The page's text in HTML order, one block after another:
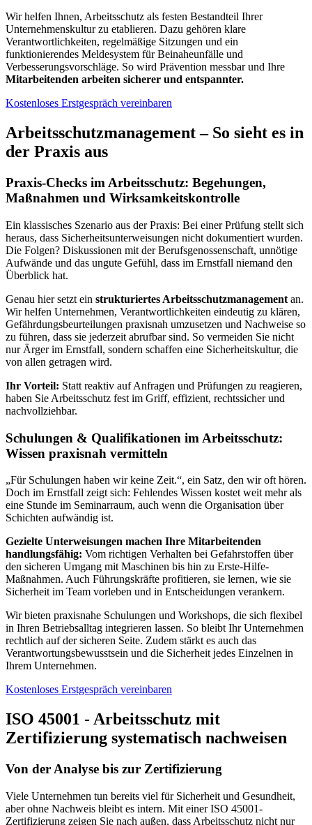
Wir helfen Ihnen, Arbeitsschutz als festen Bestandteil Ihrer
Unternehmenskultur zu etablieren. Dazu gehören klare
Verantwortlichkeiten, regelmäßige Sitzungen und ein
funktionierendes Meldesystem für Beinaheunfälle und
Verbesserungsvorschläge. So wird Prävention messbar und Ihre
Mitarbeitenden arbeiten sicherer und entspannter.
Kostenloses Erstgespräch vereinbaren
Arbeitsschutzmanagement – So sieht es in
der Praxis aus
Praxis-Checks im Arbeitsschutz: Begehungen,
Maßnahmen und Wirksamkeitskontrolle
Ein klassisches Szenario aus der Praxis: Bei einer Prüfung stellt sich
heraus, dass Sicherheitsunterweisungen nicht dokumentiert wurden.
Die Folgen? Diskussionen mit der Berufsgenossenschaft, unnötige
Aufwände und das ungute Gefühl, dass im Ernstfall niemand den
Überblick hat.
Genau hier setzt ein strukturiertes Arbeitsschutzmanagement an.
Wir helfen Unternehmen, Verantwortlichkeiten eindeutig zu klären,
Gefährdungsbeurteilungen praxisnah umzusetzen und Nachweise so
zu führen, dass sie jederzeit abrufbar sind. So vermeiden Sie nicht
nur Ärger im Ernstfall, sondern schaffen eine Sicherheitskultur, die
von allen getragen wird.
Ihr Vorteil: Statt reaktiv auf Anfragen und Prüfungen zu reagieren,
haben Sie Arbeitsschutz fest im Griff, effizient, rechtssicher und
nachvollziehbar.
Schulungen & Qualifikationen im Arbeitsschutz:
Wissen praxisnah vermitteln
„Für Schulungen haben wir keine Zeit.“, ein Satz, den wir oft hören.
Doch im Ernstfall zeigt sich: Fehlendes Wissen kostet weit mehr als
eine Stunde im Seminarraum, auch wenn die Organisation über
Schichten aufwändig ist.
Gezielte Unterweisungen machen Ihre Mitarbeitenden
handlungsfähig: Vom richtigen Verhalten bei Gefahrstoffen über
den sicheren Umgang mit Maschinen bis hin zu Erste-Hilfe-
Maßnahmen. Auch Führungskräfte profitieren, sie lernen, wie sie
Sicherheit im Team vorleben und in Entscheidungen verankern.
Wir bieten praxisnahe Schulungen und Workshops, die sich flexibel
in Ihren Betriebsalltag integrieren lassen. So bleibt Ihr Unternehmen
rechtlich auf der sicheren Seite. Zudem stärkt es auch das
Verantwortungsbewusstsein und die Sicherheit jedes Einzelnen in
Ihrem Unternehmen.
Kostenloses Erstgespräch vereinbaren
ISO 45001 - Arbeitsschutz mit
Zertifizierung systematisch nachweisen
Von der Analyse bis zur Zertifizierung
Viele Unternehmen tun bereits viel für Sicherheit und Gesundheit,
aber ohne Nachweis bleibt es intern. Mit einer ISO 45001-
Zertifizierung zeigen Sie nach außen, dass Arbeitsschutz nicht nur